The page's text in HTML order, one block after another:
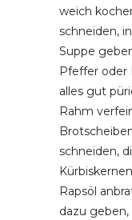
weich
schneiden,
Suppe
Pfeffer oder
alles gut
Rahm
schneiden,
Rapsöl
dazu